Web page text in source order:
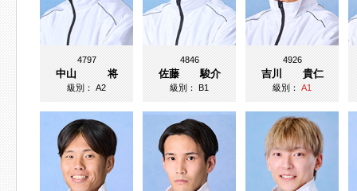
4797
中山 将
級別：A2
4846
佐藤 駿介
級別：B1
4926
吉川 貴仁
級別：A1